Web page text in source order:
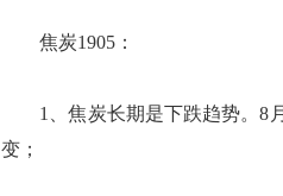
焦炭1905：
1、焦炭长期是下跌趋势。8月
变；